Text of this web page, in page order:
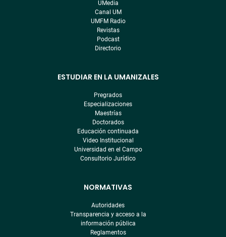
UMedia
Canal UM
UMFM Radio
Revistas
Podcast
Directorio
ESTUDIAR EN LA UMANIZALES
Pregrados
Especializaciones
Maestrías
Doctorados
Educación continuada
Video Institucional
Universidad en el Campo
Consultorio Jurídico
NORMATIVAS
Autoridades
Transparencia y acceso a la
información pública
Reglamentos